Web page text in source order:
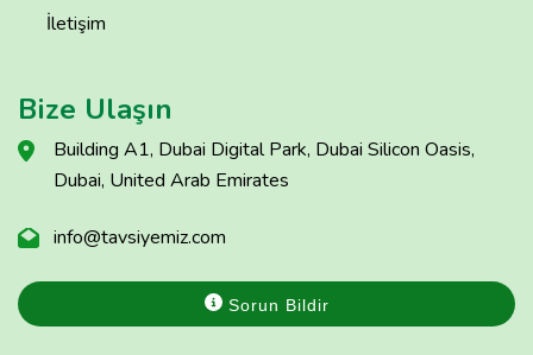
İletişim
Bize Ulaşın
Building A1, Dubai Digital Park, Dubai Silicon Oasis,
Dubai, United Arab Emirates
info@tavsiyemiz.com
Sorun Bildir